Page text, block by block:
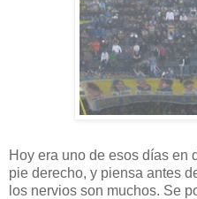
Hoy era uno de esos días en
pie derecho, y piensa antes
los nervios son muchos. Se